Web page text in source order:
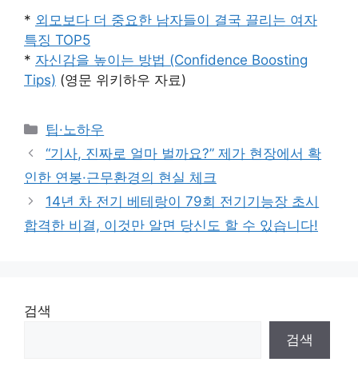
* 외모보다 더 중요한 남자들이 결국 끌리는 여자
특징 TOP5
* 자신감을 높이는 방법 (Confidence Boosting
Tips) (영문 위키하우 자료)
Categories
팁·노하우
“기사, 진짜로 얼마 벌까요?” 제가 현장에서 확
인한 연봉·근무환경의 현실 체크
14년 차 전기 베테랑이 79회 전기기능장 초시
합격한 비결, 이것만 알면 당신도 할 수 있습니다!
검색
검색